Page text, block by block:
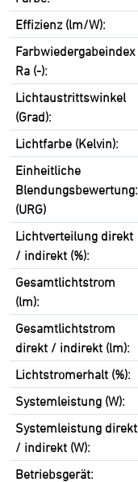
Effizienz (lm/W):
Farbwiedergabeindex
Ra (-):
Lichtaustrittswinkel
(Grad):
Lichtfarbe (Kelvin):
Einheitliche
Blendungsbewertung:
(URG)
Lichtverteilung direkt
/ indirekt (%):
Gesamtlichtstrom
(lm):
Gesamtlichtstrom
direkt / indirekt (lm):
Lichtstromerhalt (%):
Systemleistung (W):
Systemleistung direkt
/ indirekt (W):
Betriebsgerät: